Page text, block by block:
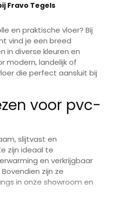
Fravo Tegels
en praktische vloer? Bij
vind je een breed
in diverse kleuren en
modern, landelijk of
die perfect aansluit bij
voor pvc-
slijtvast en
zijn ideaal te
en verkrijgbaar
zijn ze
in onze showroom en